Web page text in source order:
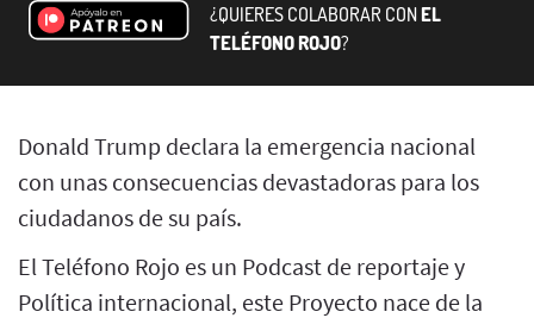
¿QUIERES COLABORAR CONEL
TELÉFONO ROJO?
Donald Trump declara la emergencia nacional
con unas consecuencias devastadoras para los
ciudadanos de su país.
El Teléfono Rojo es un Podcast de reportaje y
Política internacional, este Proyecto nace de la